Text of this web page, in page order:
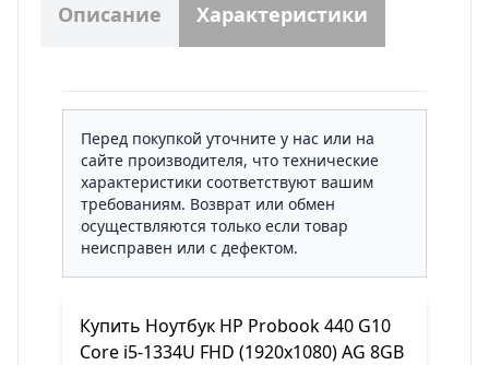
Описание Характеристики
Перед покупкой уточните у нас или на
сайте производителя, что технические
характеристики соответствуют вашим
требованиям. Возврат или обмен
осуществляются только если товар
неисправен или с дефектом.
Купить Ноутбук HP Probook 440 G10
Core i5-1334U FHD (1920x1080) AG 8GB